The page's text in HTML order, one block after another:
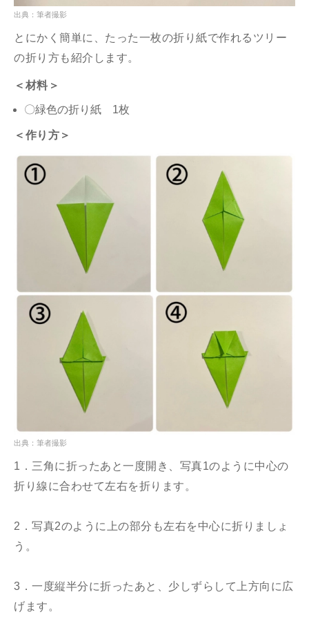
出典：筆者撮影
とにかく簡単に、たった一枚の折り紙で作れるツリー
の折り方も紹介します。
＜材料＞
〇緑色の折り紙 1枚
＜作り方＞
出典：筆者撮影
1．三角に折ったあと一度開き、写真1のように中心の
折り線に合わせて左右を折ります。
2．写真2のように上の部分も左右を中心に折りましょ
う。
3．一度縦半分に折ったあと、少しずらして上方向に広
げます。